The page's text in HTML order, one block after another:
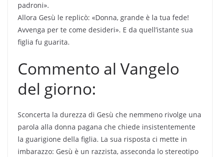
padroni».
Allora Gesù le replicò: «Donna, grande è la tua fede!
Avvenga per te come desideri». E da quell’istante sua
figlia fu guarita.
Commento al Vangelo
del giorno:
Sconcerta la durezza di Gesù che nemmeno rivolge una
parola alla donna pagana che chiede insistentemente
la guarigione della figlia. La sua risposta ci mette in
imbarazzo: Gesù è un razzista, asseconda lo stereotipo